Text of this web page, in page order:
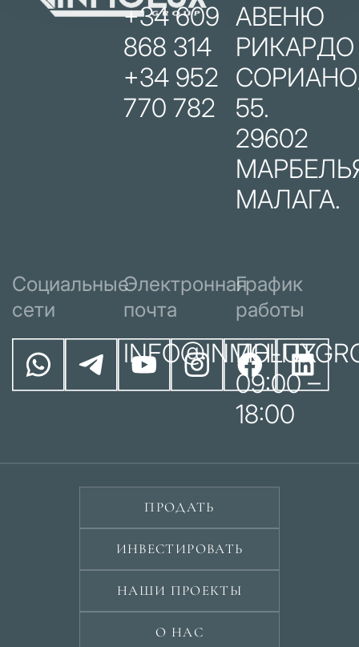
+34 609
868 314
+34 952
770 782
АВЕНЮ
РИКАРДО
55.
29602
МАЛАГА.
Социальные
сети
Электронная
почта
График
работы
ПН-ПТ
09:00 –
18:00
ПРОДАТЬ
ИНВЕСТИРОВАТЬ
НАШИ ПРОЕКТЫ
О НАС